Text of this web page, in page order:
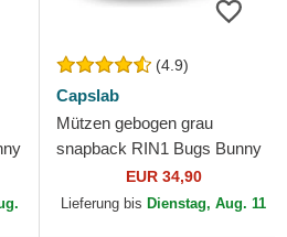
(4.9)
Capslab
Mützen gebogen grau
snapback RIN1 Bugs Bunny
Looney Tunes von Capslab
EUR 34,90
Lieferung bis Dienstag, Aug. 11